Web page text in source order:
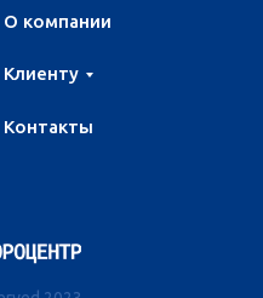
Клиенту
О компании
Контакты